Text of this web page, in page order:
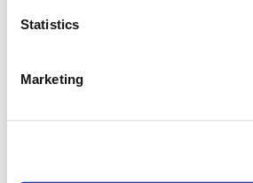
Statistics
Marketing